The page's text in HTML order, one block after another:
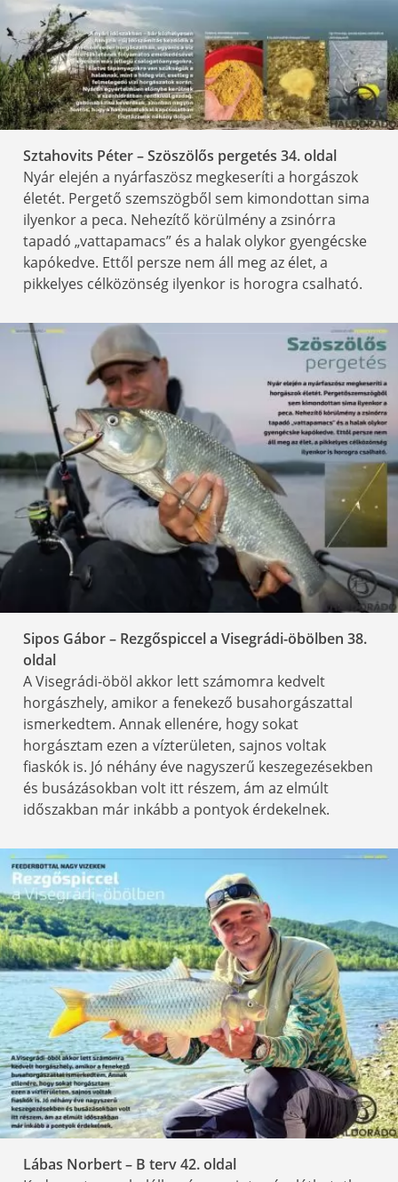
Sztahovits Péter – Szöszölős pergetés 34. oldal
Nyár elején a nyárfaszösz megkeseríti a horgászok
életét. Pergető szemszögből sem kimondottan sima
ilyenkor a peca. Nehezítő körülmény a zsinórra
tapadó „vattapamacs” és a halak olykor gyengécske
kapókedve. Ettől persze nem áll meg az élet, a
pikkelyes célközönség ilyenkor is horogra csalható.
Sipos Gábor – Rezgőspiccel a Visegrádi-öbölben 38.
oldal
A Visegrádi-öböl akkor lett számomra kedvelt
horgászhely, amikor a fenekező busahorgászattal
ismerkedtem. Annak ellenére, hogy sokat
horgásztam ezen a vízterületen, sajnos voltak
fiaskók is. Jó néhány éve nagyszerű keszegezésekben
és busázásokban volt itt részem, ám az elmúlt
időszakban már inkább a pontyok érdekelnek.
Lábas Norbert – B terv 42. oldal